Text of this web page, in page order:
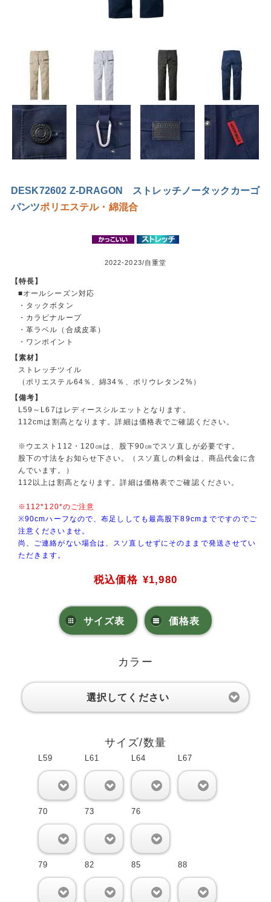
DESK72602 Z-DRAGON ストレッチノータックカーゴ
パンツポリエステル・綿混合
2022-2023/自重堂
【特長】
■オールシーズン対応
・タックボタン
・カラビナループ
・革ラベル（合成皮革）
・ワンポイント
【素材】
ストレッチツイル
（ポリエステル64％、綿34％、ポリウレタン2%）
【備考】
L59～L67はレディースシルエットとなります。
112cmは割高となります。詳細は価格表でご確認ください。
※ウエスト112・120㎝は、股下90㎝でスソ直しが必要です。
股下の寸法をお知らせ下さい。（スソ直しの料金は、商品代金に含
んでいます。）
112以上は割高となります。詳細は価格表でご確認ください。
※112*120*のご注意
※90cmハーフなので、布足ししても最高股下89cmまでですのでご
注意くださいませ。
尚、ご連絡がない場合は、スソ直しせずにそのままで発送させてい
ただきます。
税込価格 ¥1,980
サイズ表 価格表
カラー
選択してください
サイズ/数量
L59 L61 L64 L67
70 73 76
79 82 85 88